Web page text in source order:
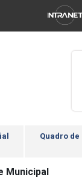
Alternar
Quadro
Municipal